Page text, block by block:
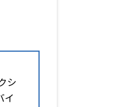
シ
イ